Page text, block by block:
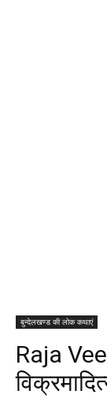
बुन्देलखण्ड की लोक कथाएं
Raja